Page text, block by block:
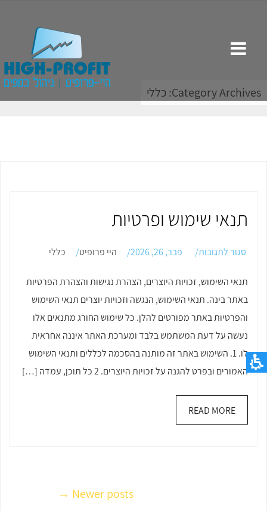
Category Archives: כללי
תנאי שימוש ופרטיות
סגור לתגובותעל
שימוש
ופרטיות
פבר, 26, 2026 היי פרופיט כללי
תנאי השימוש, זכויות היוצרים, הצהרת נגישות והצהרת הפרטיות
באתר בינה. תנאי השימוש, הנגשה וזכויות יוצרים תנאי השימוש
והפרטיות באתר מפורטים להלן. כל שימוש החורג מתנאים אלו
נעשה על דעת המשתמש בלבד ומערכת האתר איננה אחראית
לו. 1. השימוש באתר זה מותנה בהסכמה לכללים ותנאי השימוש
האמורים ובפרט להגנה על זכויות היוצרים. 2 כל תוכן, עמדה […]
READ MORE
Newer posts →